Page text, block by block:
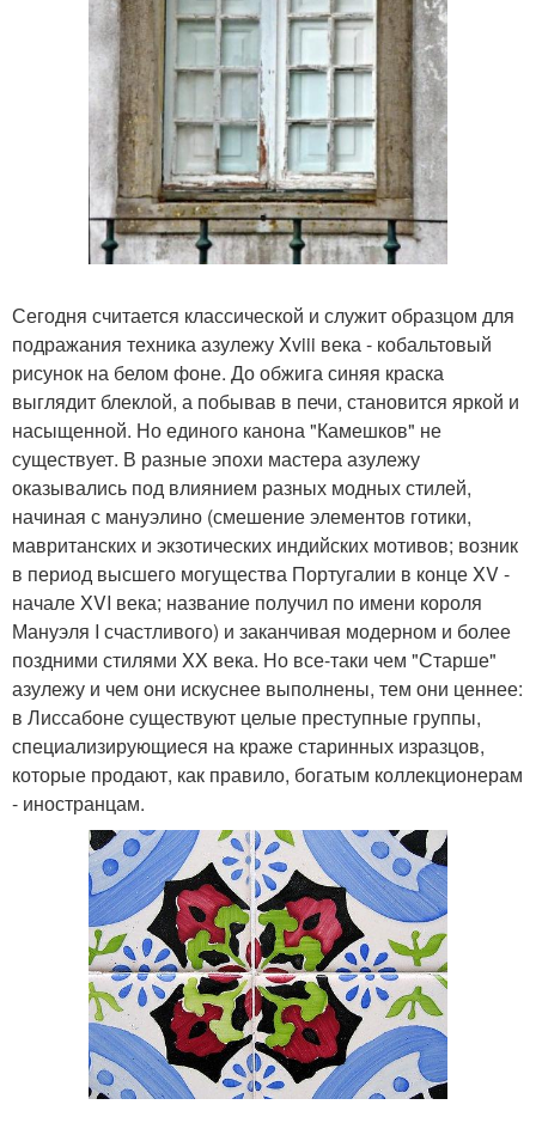
Сегодня считается классической и служит образцом для
подражания техника азулежу Xviii века - кобальтовый
рисунок на белом фоне. До обжига синяя краска
выглядит блеклой, а побывав в печи, становится яркой и
насыщенной. Но единого канона "Камешков" не
существует. В разные эпохи мастера азулежу
оказывались под влиянием разных модных стилей,
начиная с мануэлино (смешение элементов готики,
мавританских и экзотических индийских мотивов; возник
в период высшего могущества Португалии в конце XV -
начале XVI века; название получил по имени короля
Мануэля I счастливого) и заканчивая модерном и более
поздними стилями XX века. Но все-таки чем "Старше"
азулежу и чем они искуснее выполнены, тем они ценнее:
в Лиссабоне существуют целые преступные группы,
специализирующиеся на краже старинных изразцов,
которые продают, как правило, богатым коллекционерам
- иностранцам.